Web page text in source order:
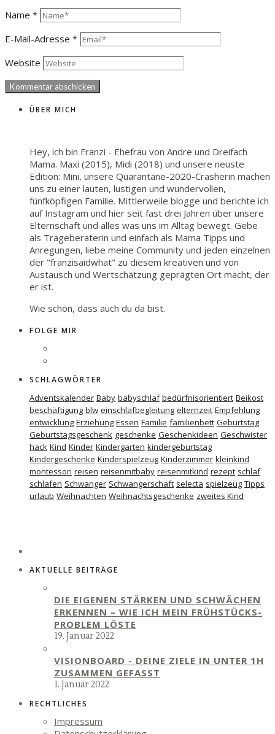
Name *
E-Mail-Adresse *
Website
ÜBER MICH
Hey, ich bin Franzi - Ehefrau von Andre und Dreifach
Mama. Maxi (2015), Midi (2018) und unsere neuste
Edition: Mini, unsere Quarantäne-2020-Crasherin machen
uns zu einer lauten, lustigen und wundervollen,
fünfköpfigen Familie. Mittlerweile blogge und berichte ich
auf Instagram und hier seit fast drei Jahren über unsere
Elternschaft und alles was uns im Alltag bewegt. Gebe
als Trageberaterin und einfach als Mama Tipps und
Anregungen, liebe meine Community und jeden einzelnen
der "franzisaidwhat" zu diesem kreativen und von
Austausch und Wertschätzung geprägten Ort macht, der
er ist.
Wie schön, dass auch du da bist.
FOLGE MIR
SCHLAGWÖRTER
Adventskalender Baby babyschlaf bedürfnisorientiert Beikost
beschäftigung blw einschlafbegleitung elternzeit Empfehlung
entwicklung Erziehung Essen Familie familienbett Geburtstag
Geburtstagsgeschenk geschenke Geschenkideen Geschwister
hack Kind Kinder Kindergarten kindergeburtstag
Kindergeschenke Kinderspielzeug Kinderzimmer kleinkind
montessori reisen reisenmitbaby reisenmitkind rezept schlaf
schlafen Schwanger Schwangerschaft selecta spielzeug Tipps
urlaub Weihnachten Weihnachtsgeschenke zweites Kind
AKTUELLE BEITRÄGE
DIE EIGENEN STÄRKEN UND SCHWÄCHEN
ERKENNEN – WIE ICH MEIN FRÜHSTÜCKS-
PROBLEM LÖSTE
19. Januar 2022
VISIONBOARD - DEINE ZIELE IN UNTER 1H
ZUSAMMEN GEFASST
1. Januar 2022
RECHTLICHES
Impressum